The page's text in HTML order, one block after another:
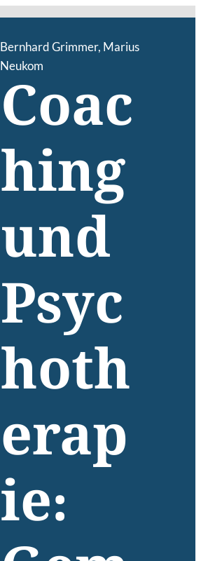
Bernhard Grimmer, Marius
Neukom
Coac
hing
und
Psyc
hoth
erap
ie: